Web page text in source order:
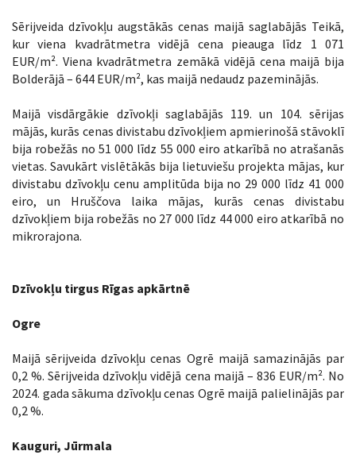
Sērijveida dzīvokļu augstākās cenas maijā saglabājās Teikā,
kur viena kvadrātmetra vidējā cena pieauga līdz 1 071
EUR/m². Viena kvadrātmetra zemākā vidējā cena maijā bija
Bolderājā – 644 EUR/m², kas maijā nedaudz pazeminājās.
Maijā visdārgākie dzīvokļi saglabājās 119. un 104. sērijas
mājās, kurās cenas divistabu dzīvokļiem apmierinošā stāvoklī
bija robežās no 51 000 līdz 55 000 eiro atkarībā no atrašanās
vietas. Savukārt vislētākās bija lietuviešu projekta mājas, kur
divistabu dzīvokļu cenu amplitūda bija no 29 000 līdz 41 000
eiro, un Hruščova laika mājas, kurās cenas divistabu
dzīvokļiem bija robežās no 27 000 līdz 44 000 eiro atkarībā no
mikrorajona.
Dzīvokļu tirgus Rīgas apkārtnē
Ogre
Maijā sērijveida dzīvokļu cenas Ogrē maijā samazinājās par
0,2 %. Sērijveida dzīvokļu vidējā cena maijā – 836 EUR/m². No
2024. gada sākuma dzīvokļu cenas Ogrē maijā palielinājās par
0,2 %.
Kauguri, Jūrmala